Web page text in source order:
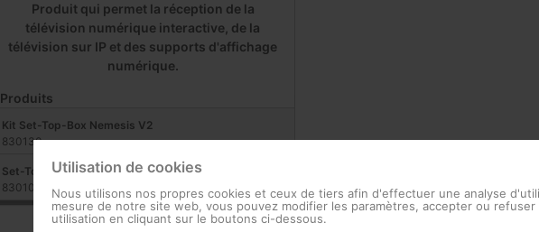
Produit qui permet la réception de la
télévision numérique interactive, de la
télévision sur IP et des supports d'affichage
numérique.
Produits
Kit Set-Top-Box Nemesis V2
830130
Set-Top-Box Nemesis V2
830108
Utilisation de cookies
Nous utilisons nos propres cookies et ceux de tiers afin d'effectuer une analyse
mesure de notre site web, vous pouvez modifier les paramètres, accepter ou refuser
utilisation en cliquant sur le boutons ci-dessous.